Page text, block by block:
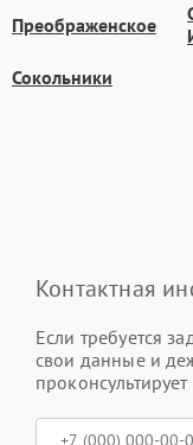
Преображенское
Сокольники
Контактная
Если требуется
свои данные и
проконсультирует